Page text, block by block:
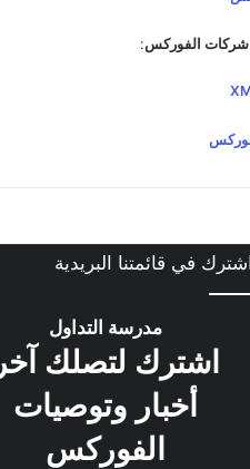
الفوركس:
اشترك في قائمتنا البريدية
مدرسة التداول
اشترك لتصلك آخر
أخبار وتوصيات
الفوركس